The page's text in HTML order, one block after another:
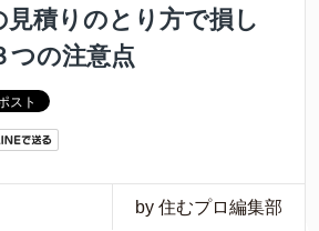
積りのとり方で損し
つの注意点
by 住むプロ編集部